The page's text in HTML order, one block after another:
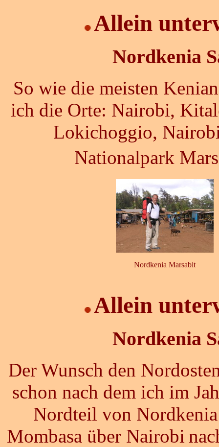
Allein
Nordkenia
So wie die meisten
ich die Orte: Nairobi,
Lokichoggio,
Nationalpark
Nordkenia Marsabit
Allein
Nordkenia
Der Wunsch den
schon nach dem ich im
Nordteil von
Mombasa über Nairobi